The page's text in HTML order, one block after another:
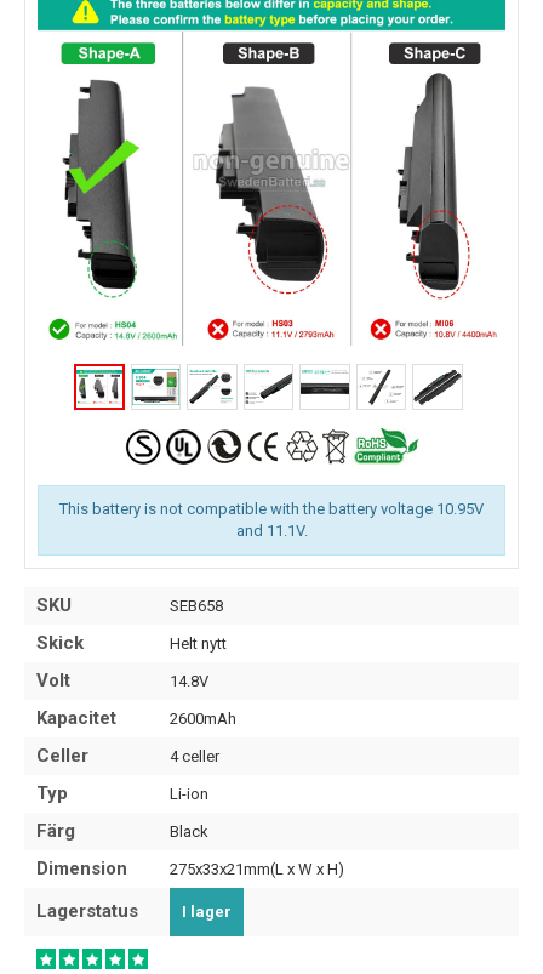
This battery is not compatible with the battery voltage 10.95V
and 11.1V.
SKU SEB658
Skick Helt nytt
Volt 14.8V
Kapacitet 2600mAh
Celler 4 celler
Typ Li-ion
Färg Black
Dimension 275x33x21mm(L x W x H)
Lagerstatus I lager